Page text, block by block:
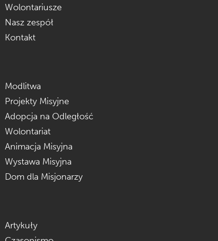
Wolontariusze
Nasz zespół
Kontakt
Modlitwa
Projekty Misyjne
Adopcja na Odległość
Wolontariat
Animacja Misyjna
Wystawa Misyjna
Dom dla Misjonarzy
Artykuły